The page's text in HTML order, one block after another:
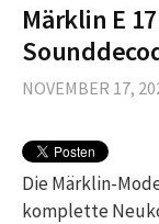
Märklin E
NOVEMBER 17,
Die Märklin-
komplette